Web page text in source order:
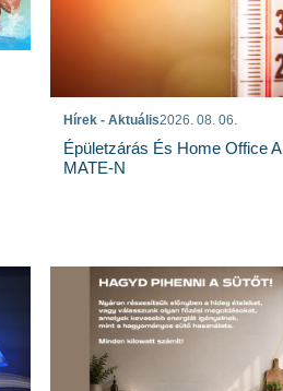
Hírek - Aktuális2026. 08. 06.
Épületzárás És Home Office A
MATE-N